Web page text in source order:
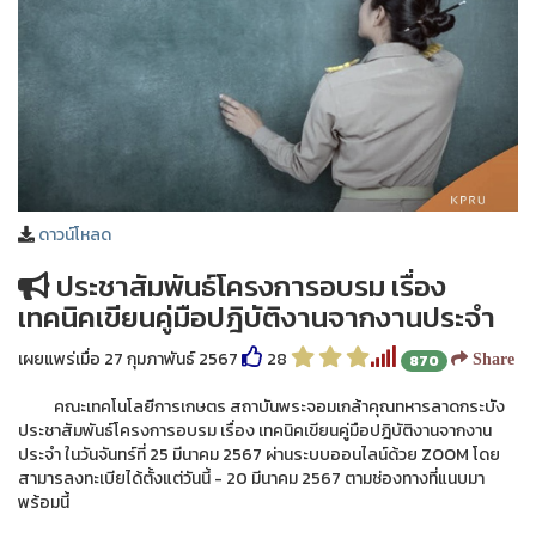
ดาวน์โหลด
ประชาสัมพันธ์โครงการอบรม เรื่อง
เทคนิคเขียนคู่มือปฎิบัติงานจากงานประจำ
เผยแพร่เมื่อ 27 กุมภาพันธ์ 2567 28 870 Share
คณะเทคโนโลยีการเกษตร สถาบันพระจอมเกล้าคุณทหารลาดกระบัง
ประชาสัมพันธ์โครงการอบรม เรื่อง เทคนิคเขียนคู่มือปฎิบัติงานจากงาน
ประจำ ในวันจันทร์ที่ 25 มีนาคม 2567 ผ่านระบบออนไลน์ด้วย ZOOM โดย
สามารลงทะเบียได้ตั้งแต่วันนี้ - 20 มีนาคม 2567 ตามช่องทางที่แนบมา
พร้อมนี้